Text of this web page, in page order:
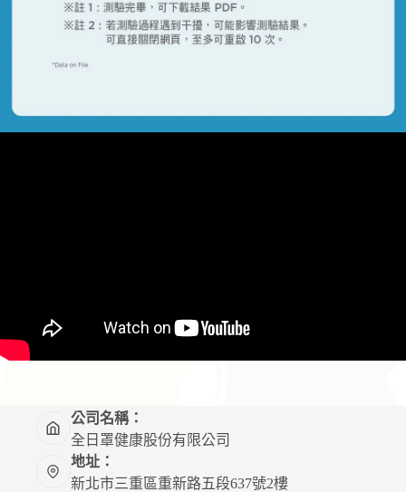
公司名稱：
全日罩健康股份有限公司
地址：
新北市三重區重新路五段637號2樓